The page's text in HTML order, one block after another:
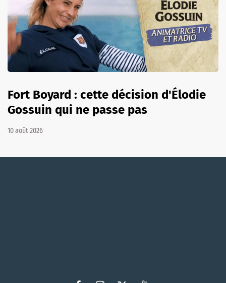
Fort Boyard : cette décision d'Élodie
Gossuin qui ne passe pas
10 août 2026